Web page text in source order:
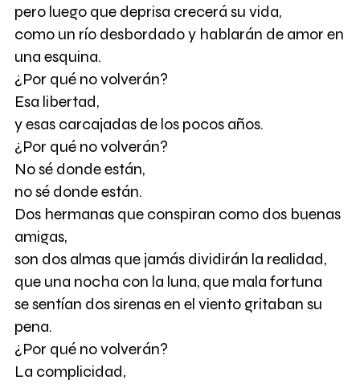
pero luego que deprisa crecerá su vida,
como un río desbordado y hablarán de amor en
una esquina.
¿Por qué no volverán?
Esa libertad,
y esas carcajadas de los pocos años.
¿Por qué no volverán?
No sé donde están,
no sé donde están.
Dos hermanas que conspiran como dos buenas
amigas,
son dos almas que jamás dividirán la realidad,
que una nocha con la luna, que mala fortuna
se sentían dos sirenas en el viento gritaban su
pena.
¿Por qué no volverán?
La complicidad,